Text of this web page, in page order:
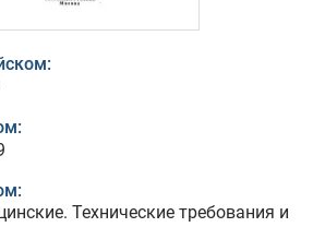
Технические требования и